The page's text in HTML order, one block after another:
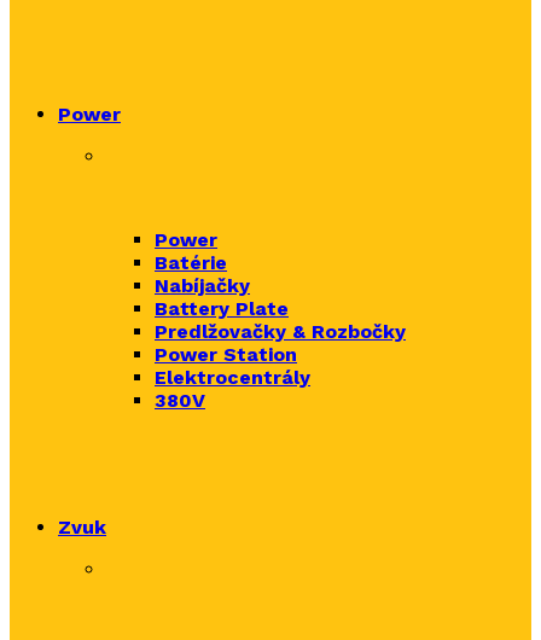
Power
Power
Batérie
Nabíjačky
Battery Plate
Predlžovačky & Rozbočky
Power Station
Elektrocentrály
380V
Zvuk